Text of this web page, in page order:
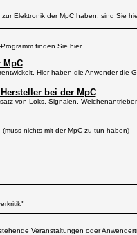
Elektronik der MpC haben, sind Sie
finden Sie hier
MpC
Hier haben die Anwender die
bei der MpC
von Loks, Signalen,
nichts mit der MpC zu tun haben)
Veranstaltungen oder